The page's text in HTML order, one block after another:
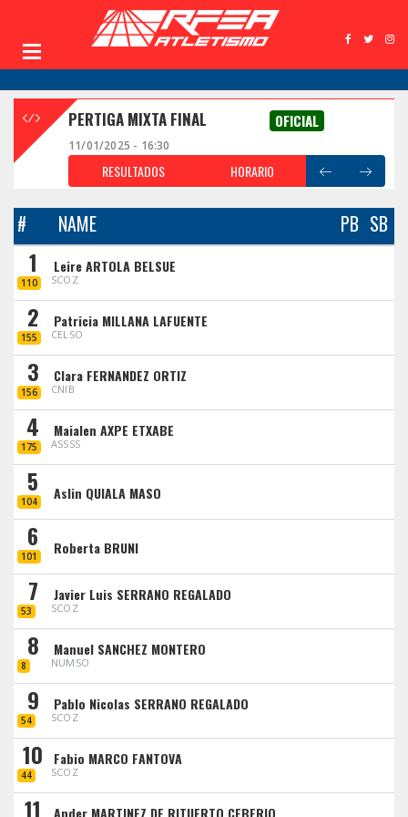
PERTIGA MIXTA FINAL OFICIAL
11/01/2025 - 16:30
RESULTADOS HORARIO
# NAME PB SB
1
110
Leire ARTOLA BELSUE
SCOZ
2
155
Patricia MILLANA LAFUENTE
CELSO
3
156
Clara FERNANDEZ ORTIZ
CNIB
4
175
Maialen AXPE ETXABE
ASSSS
5
104 Aslin QUIALA MASO
6
101 Roberta BRUNI
7
53
Javier Luis SERRANO REGALADO
SCOZ
8
8
Manuel SANCHEZ MONTERO
NUMSO
9
54
Pablo Nicolas SERRANO REGALADO
SCOZ
10
44
Fabio MARCO FANTOVA
SCOZ
11